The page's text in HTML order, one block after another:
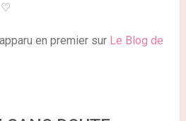
♡
en premier sur Le Blog de